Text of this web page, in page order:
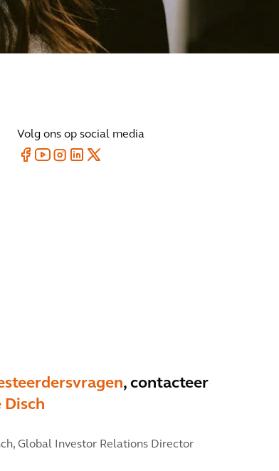
Volg ons op social media
, contacteer
Disch
Global Investor Relations Director